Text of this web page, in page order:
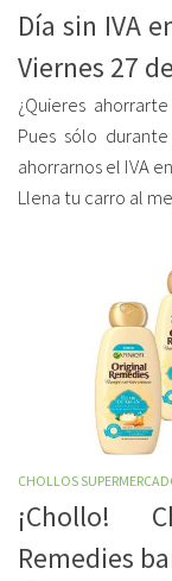
Día sin IVA
Viernes 27
¿Quieres
Pues sólo
ahorrarnos el IVA
Llena tu carro al
CHOLLOS
¡Chollo!
Remedies